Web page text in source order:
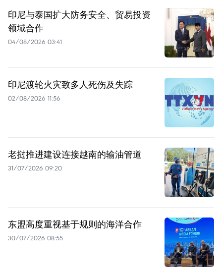
印尼与泰国扩大防务安全、贸易投资
领域合作
04/08/2026 03:41
印尼渡轮火灾致多人死伤及失踪
02/08/2026 11:56
老挝推进建设连接越南的输油管道
31/07/2026 09:20
东盟高度重视基于规则的海洋合作
30/07/2026 08:55